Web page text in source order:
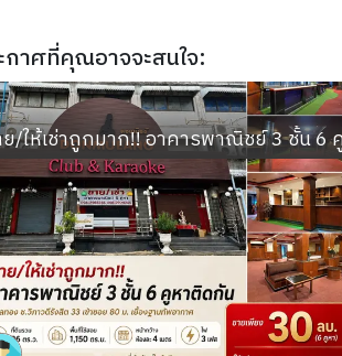
กาศที่คุณอาจจะสนใจ:
/ให้เช่าถูกมาก!! อาคารพาณิชย์ 3 ชั้น 6 คู